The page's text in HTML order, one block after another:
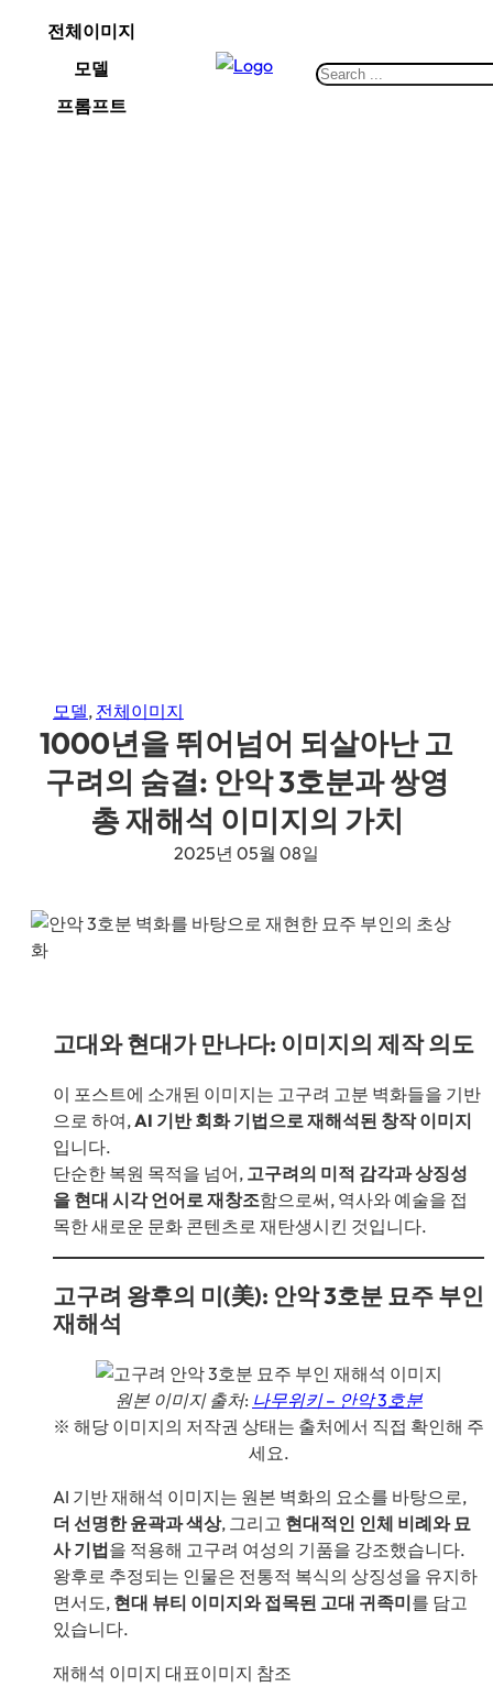
전체이미지
모델
프롬프트
S
모델, 전체이미지
1000년을 뛰어넘어 되살아난 고
구려의 숨결: 안악 3호분과 쌍영
총 재해석 이미지의 가치
2025년 05월 08일
고대와 현대가 만나다: 이미지의 제작 의도
이 포스트에 소개된 이미지는 고구려 고분 벽화들을 기반
으로 하여,AI 기반 회화 기법으로 재해석된 창작 이미지
입니다.
단순한 복원 목적을 넘어, 고구려의 미적 감각과 상징성
을 현대 시각 언어로 재창조함으로써, 역사와 예술을 접
목한 새로운 문화 콘텐츠로 재탄생시킨 것입니다.
고구려 왕후의 미(美): 안악 3호분 묘주 부인
재해석
원본 이미지 출처: 나무위키 – 안악 3호분
※ 해당 이미지의 저작권 상태는 출처에서 직접 확인해 주
세요.
AI 기반 재해석 이미지는 원본 벽화의 요소를 바탕으로,
더 선명한 윤곽과 색상, 그리고 현대적인 인체 비례와 묘
사 기법을 적용해 고구려 여성의 기품을 강조했습니다.
왕후로 추정되는 인물은 전통적 복식의 상징성을 유지하
면서도, 현대 뷰티 이미지와 접목된 고대 귀족미를 담고
있습니다.
재해석 이미지 대표이미지 참조